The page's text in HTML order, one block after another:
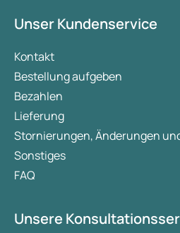
Unser Kundenservice
Kontakt
Bestellung aufgeben
Bezahlen
Lieferung
Stornierungen, Änderungen
Sonstiges
FAQ
Unsere